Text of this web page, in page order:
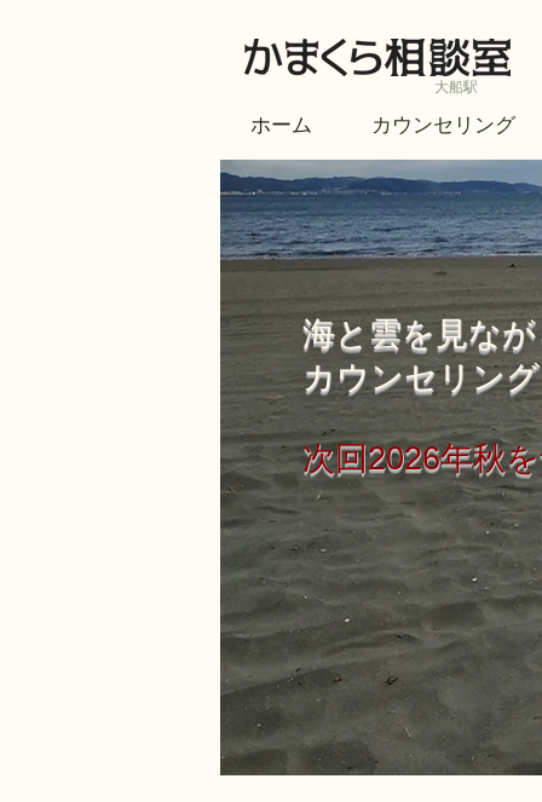
大船駅
ホーム カウンセリング
海と雲を見な
カウンセリング
次回2026年秋